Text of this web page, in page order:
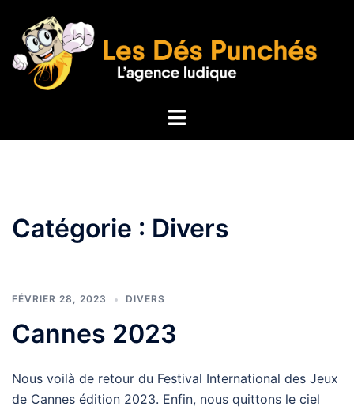
contenu
Ouvrir/fermer
Catégorie : Divers
FÉVRIER 28, 2023 DIVERS
Cannes 2023
Nous voilà de retour du Festival International des Jeux
de Cannes édition 2023. Enfin, nous quittons le ciel